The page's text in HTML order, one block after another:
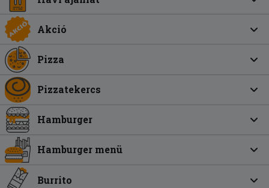
Akció
Pizza
Pizzatekercs
Hamburger
Hamburger menü
Burrito